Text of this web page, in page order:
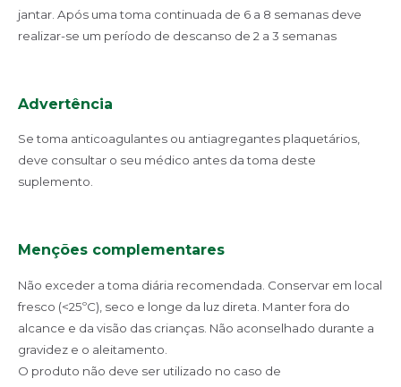
jantar. Após uma toma continuada de 6 a 8 semanas deve
realizar-se um período de descanso de 2 a 3 semanas
Advertência
Se toma anticoagulantes ou antiagregantes plaquetários,
deve consultar o seu médico antes da toma deste
suplemento.
Menções complementares
Não exceder a toma diária recomendada. Conservar em local
fresco (<25ºC), seco e longe da luz direta. Manter fora do
alcance e da visão das crianças. Não aconselhado durante a
gravidez e o aleitamento.
O produto não deve ser utilizado no caso de